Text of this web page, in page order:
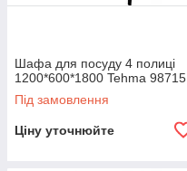
Шафа для посуду 4 полиці
1200*600*1800 Tehma 98715
Під замовлення
Ціну уточнюйте